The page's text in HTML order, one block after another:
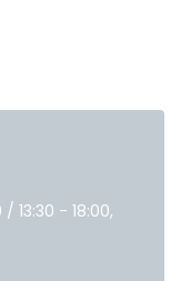
13:30 - 18:00,